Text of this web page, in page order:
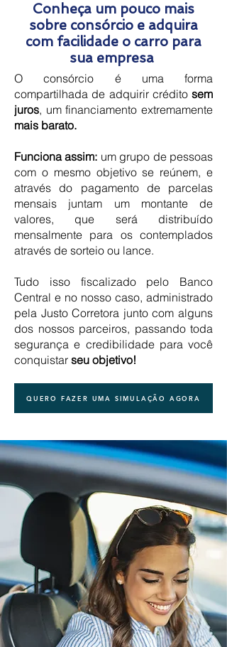
Conheça um pouco mais
sobre consórcio e adquira
com facilidade o carro para
sua empresa
O consórcio é uma forma
compartilhada de adquirir crédito sem
juros, um financiamento extremamente
mais barato.
Funciona assim: um grupo de pessoas
com o mesmo objetivo se reúnem, e
através do pagamento de parcelas
mensais juntam um montante de
valores, que será distribuído
mensalmente para os contemplados
através de sorteio ou lance.
Tudo isso fiscalizado pelo Banco
Central e no nosso caso, administrado
pela Justo Corretora junto com alguns
dos nossos parceiros, passando toda
segurança e credibilidade para você
conquistar seu objetivo!
QUERO FAZER UMA SIMULAÇÃO AGORA